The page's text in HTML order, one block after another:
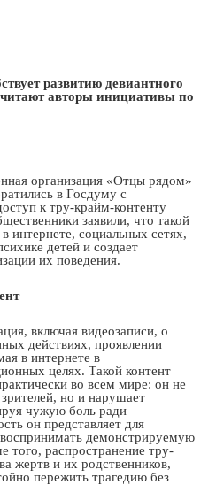
развитию девиантного
авторы инициативы по
организация «Отцы рядом»
в Госдуму с
к тру-крайм-контенту
заявили, что такой
интернете, социальных сетях,
детей и создает
их поведения.
включая видеозаписи, о
действиях, проявлении
в интернете в
целях. Такой контент
во всем мире: он не
но и нарушает
чужую боль ради
он представляет для
демонстрируемую
того, распространение тру-
жертв и их родственников,
пережить трагедию без